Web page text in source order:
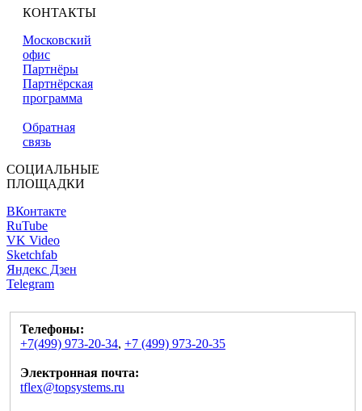
КОНТАКТЫ
Московский
офис
Партнёры
Партнёрская
программа
Обратная
связь
СОЦИАЛЬНЫЕ
ПЛОЩАДКИ
ВКонтакте
RuTube
VK Video
Sketchfab
Яндекс Дзен
Telegram
Телефоны:
+7(499) 973-20-34, +7 (499) 973-20-35
Электронная почта:
tflex@topsystems.ru